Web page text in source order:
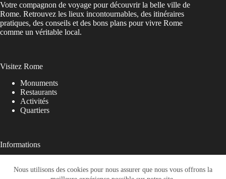
Nous utilisons des cookies pour nous assurer que nous vous offrons la
Votre compagnon de voyage pour découvrir la belle ville de
Rome. Retrouvez les lieux incontournables, des itinéraires
pratiques, des conseils et des bons plans pour vivre Rome
comme un véritable local.
Visitez Rome
Monuments
Restaurants
Activités
Quartiers
Informations
Contactez-nous